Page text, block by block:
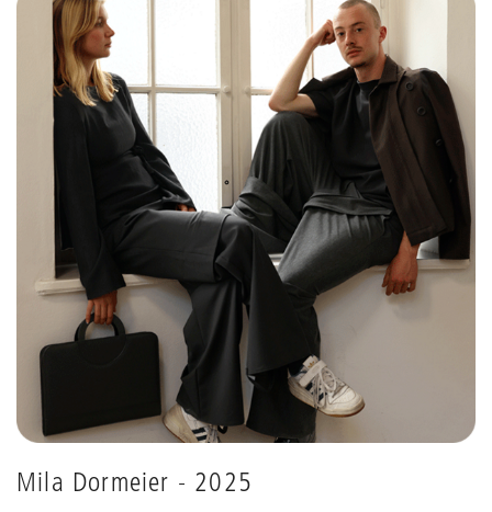
Mila Dormeier - 2025